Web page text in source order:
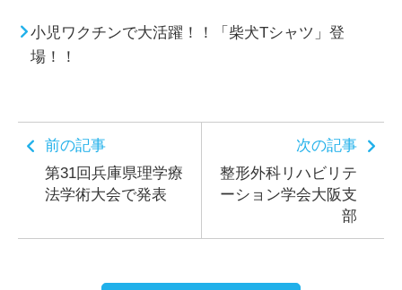
小児ワクチンで大活躍！！「柴犬Tシャツ」登
場！！
前の記事
第31回兵庫県理学療
法学術大会で発表
次の記事
整形外科リハビリテ
ーション学会大阪支
部